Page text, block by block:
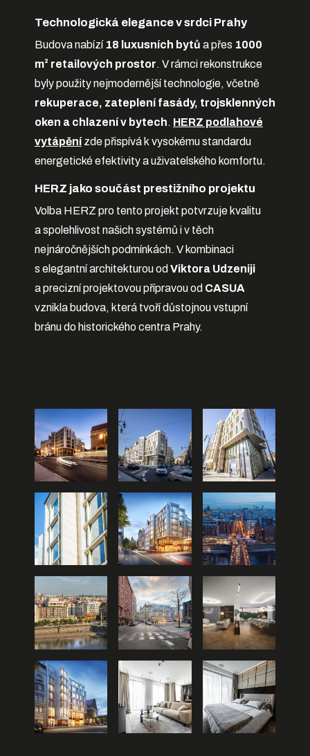
Technologická elegance v srdci Prahy
Budova nabízí 18 luxusních bytů a přes 1000
m² retailových prostor. V rámci rekonstrukce
byly použity nejmodernější technologie, včetně
rekuperace, zateplení fasády, trojsklenných
oken a chlazení v bytech. HERZ podlahové
vytápěnízde přispívá k vysokému standardu
energetické efektivity a uživatelského komfortu.
HERZ jako součást prestižního projektu
Volba HERZ pro tento projekt potvrzuje kvalitu
a spolehlivost našich systémů i v těch
nejnáročnějších podmínkách. V kombinaci
s elegantní architekturou od Viktora Udzeniji
a precizní projektovou přípravou od CASUA
vznikla budova, která tvoří důstojnou vstupní
bránu do historického centra Prahy.